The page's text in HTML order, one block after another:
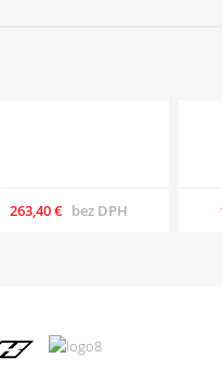
263,40 € bez DPH